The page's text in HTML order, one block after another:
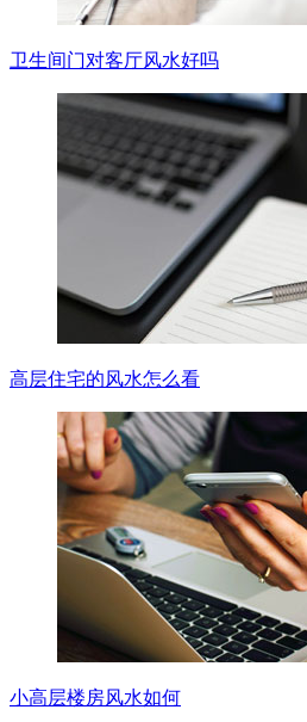
卫生间门对客厅风水好吗
高层住宅的风水怎么看
小高层楼房风水如何